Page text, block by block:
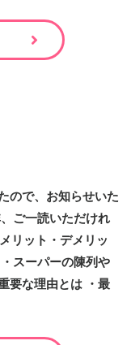
ので、お知らせいた
ご一読いただけれ
リット・デメリッ
スーパーの陳列や
要な理由とは ・最